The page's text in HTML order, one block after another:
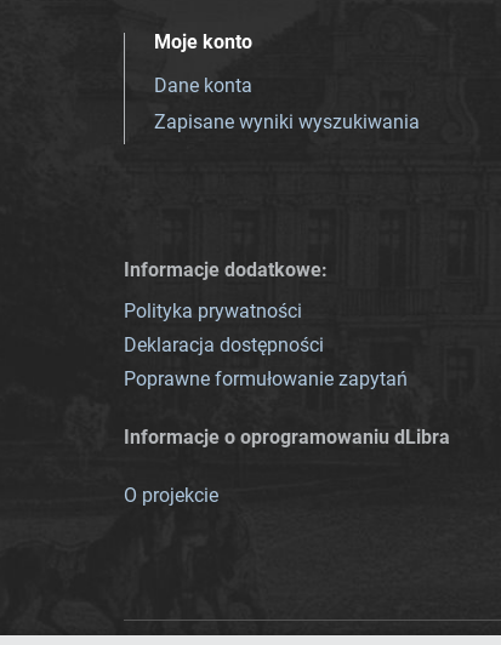
Moje konto
Dane konta
Zapisane wyniki wyszukiwania
Informacje dodatkowe:
Polityka prywatności
Deklaracja dostępności
Poprawne formułowanie zapytań
Informacje o oprogramowaniu dLibra
O projekcie